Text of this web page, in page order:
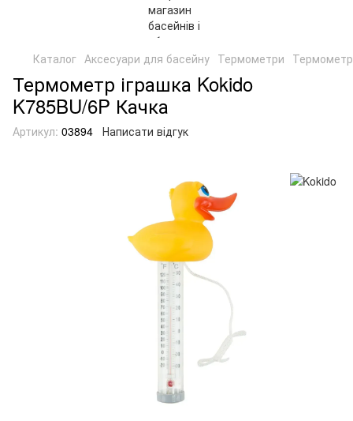
Каталог Аксесуари для басейну Термометри Термометр
Термометр іграшка Kokido
K785BU/6P Качка
Артикул: 03894 Написати відгук